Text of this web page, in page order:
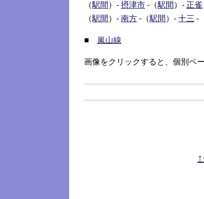
（駅間 ）- 摂津市 -（駅間 ）- 正雀
（駅間 ）- 南方 -（駅間 ）- 十三 -
■ 嵐山線
画像をクリックすると、個別ペ